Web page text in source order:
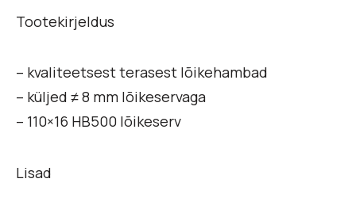
Tootekirjeldus
– kvaliteetsest terasest lõikehambad
– küljed ≠ 8 mm lõikeservaga
– 110×16 HB500 lõikeserv
Lisad